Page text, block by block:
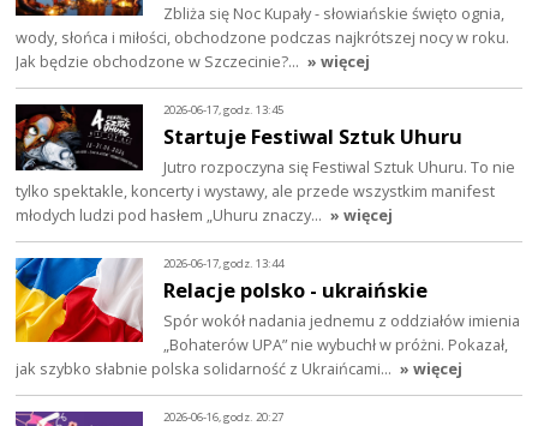
Zbliża się Noc Kupały - słowiańskie święto ognia,
wody, słońca i miłości, obchodzone podczas najkrótszej nocy w roku.
Jak będzie obchodzone w Szczecinie?… » więcej
2026-06-17, godz. 13:45
Startuje Festiwal Sztuk Uhuru
Jutro rozpoczyna się Festiwal Sztuk Uhuru. To nie
tylko spektakle, koncerty i wystawy, ale przede wszystkim manifest
młodych ludzi pod hasłem „Uhuru znaczy… » więcej
2026-06-17, godz. 13:44
Relacje polsko - ukraińskie
Spór wokół nadania jednemu z oddziałów imienia
„Bohaterów UPA” nie wybuchł w próżni. Pokazał,
jak szybko słabnie polska solidarność z Ukraińcami… » więcej
2026-06-16, godz. 20:27